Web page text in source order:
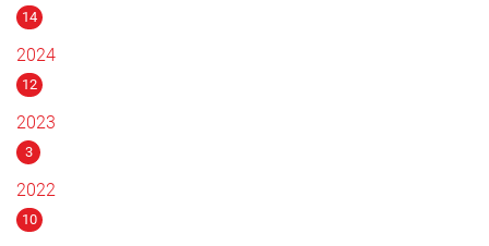
14
2024
12
2023
3
2022
10